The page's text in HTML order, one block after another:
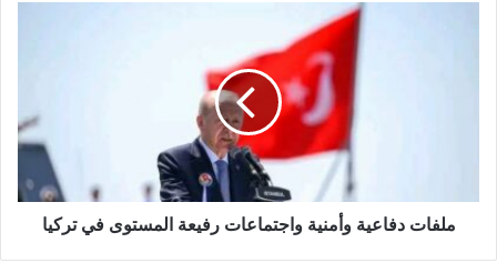
ملفات دفاعية وأمنية واجتماعات رفيعة المستوى في تركيا